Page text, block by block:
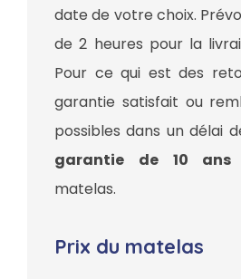
date de votre choix.
de 2 heures pour la
Pour ce qui est des
garantie satisfait ou
possibles dans un délai
garantie de 10 ans
matelas.
Prix du matelas